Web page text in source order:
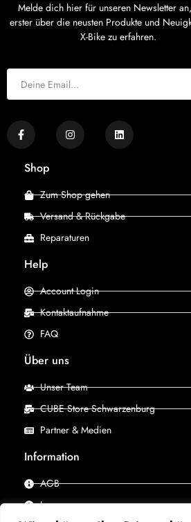
Melde dich hier für unseren Newsletter
erster über die neusten Produkte und
X-Bike zu erfahren.
Shop
Zum Shop gehen
Versand & Rückgabe
Reparaturen
Help
Account Login
Kontaktaufnahme
FAQ
Über uns
Unser Team
CUBE Store Schwarzenburg
Partner & Medien
Information
AGB
Impressum